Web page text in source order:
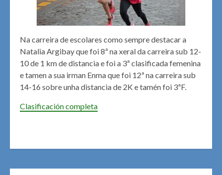
Na carreira de escolares como sempre destacar a
Natalia Argibay que foi 8ª na xeral da carreira sub 12-
10 de 1 km de distancia e foi a 3ª clasificada femenina
e tamen a sua irman Enma que foi 12ª na carreira sub
14-16 sobre unha distancia de 2K e tamén foi 3ªF.
Clasificación completa